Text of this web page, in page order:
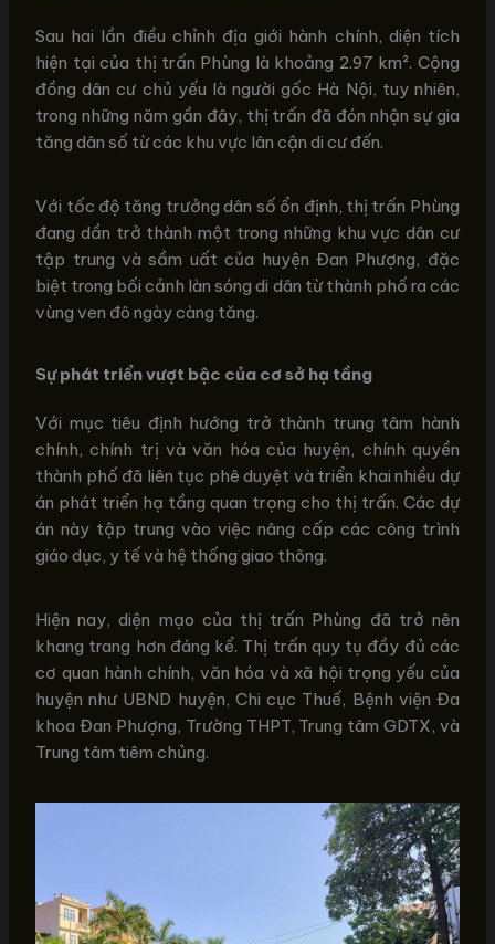
Sau hai lần điều chỉnh địa giới hành chính, diện tích
hiện tại của thị trấn Phùng là khoảng 2.97 km². Cộng
đồng dân cư chủ yếu là người gốc Hà Nội, tuy nhiên,
trong những năm gần đây, thị trấn đã đón nhận sự gia
tăng dân số từ các khu vực lân cận di cư đến.
Với tốc độ tăng trưởng dân số ổn định, thị trấn Phùng
đang dần trở thành một trong những khu vực dân cư
tập trung và sầm uất của huyện Đan Phượng, đặc
biệt trong bối cảnh làn sóng di dân từ thành phố ra các
vùng ven đô ngày càng tăng.
Sự phát triển vượt bậc của cơ sở hạ tầng
Với mục tiêu định hướng trở thành trung tâm hành
chính, chính trị và văn hóa của huyện, chính quyền
thành phố đã liên tục phê duyệt và triển khai nhiều dự
án phát triển hạ tầng quan trọng cho thị trấn. Các dự
án này tập trung vào việc nâng cấp các công trình
giáo dục, y tế và hệ thống giao thông.
Hiện nay, diện mạo của thị trấn Phùng đã trở nên
khang trang hơn đáng kể. Thị trấn quy tụ đầy đủ các
cơ quan hành chính, văn hóa và xã hội trọng yếu của
huyện như UBND huyện, Chi cục Thuế, Bệnh viện Đa
khoa Đan Phượng, Trường THPT, Trung tâm GDTX, và
Trung tâm tiêm chủng.